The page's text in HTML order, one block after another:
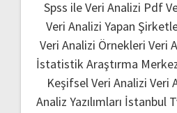
Spss ile Veri Analizi Pdf
Veri Analizi Yapan
Veri Analizi Örnekleri Veri
İstatistik Araştırma
Keşifsel Veri Analizi Veri
Analiz Yazılımları İstanbul